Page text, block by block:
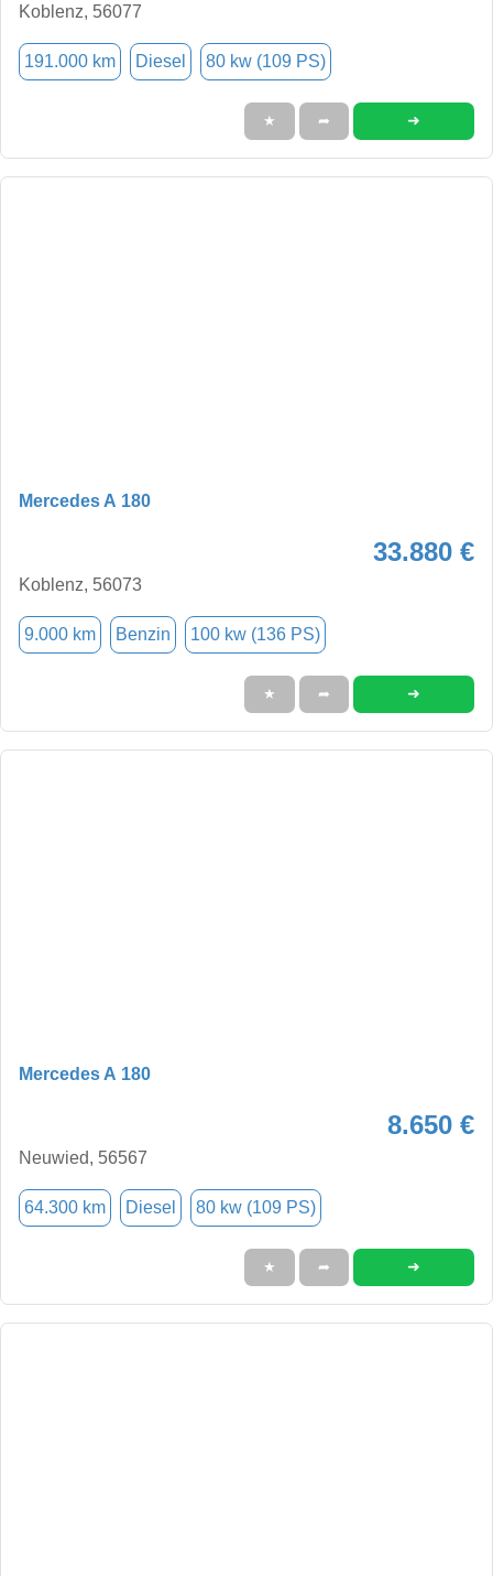
Koblenz, 56077
191.000 km Diesel 80 kw (109 PS)
★ ➦ ➜
Mercedes A 180
33.880 €
Koblenz, 56073
9.000 km Benzin 100 kw (136 PS)
★ ➦ ➜
Mercedes A 180
8.650 €
Neuwied, 56567
64.300 km Diesel 80 kw (109 PS)
★ ➦ ➜